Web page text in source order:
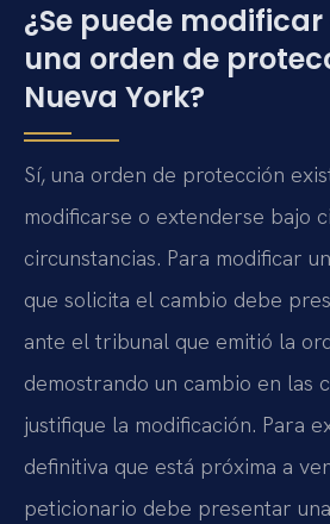
¿Se puede
una orden de
Nueva York?
Sí, una orden de protección
modificarse o extenderse bajo
circunstancias. Para modificar
que solicita el cambio debe
ante el tribunal que emitió la
demostrando un cambio en las
justifique la modificación. Para
definitiva que está próxima a
peticionario debe presentar